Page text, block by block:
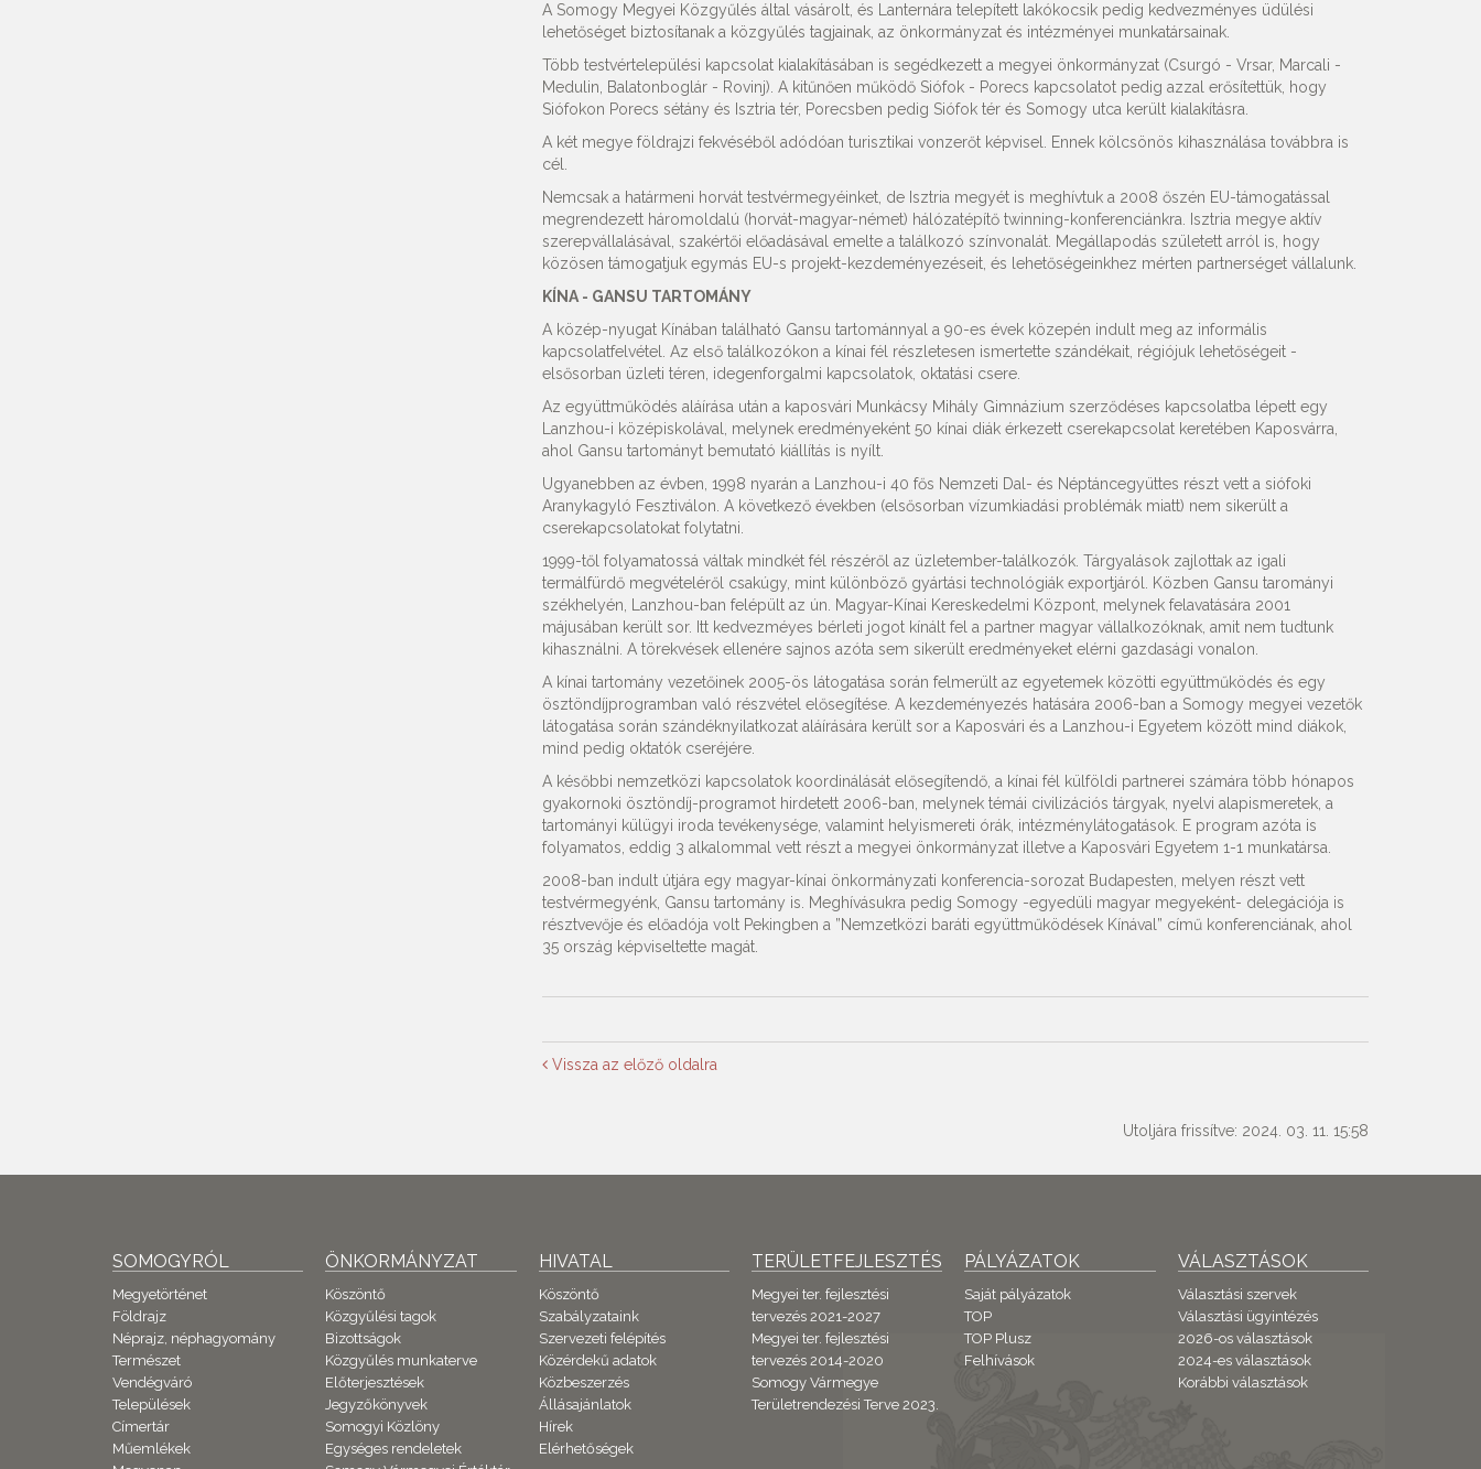
A Somogy Megyei Közgyűlés által vásárolt, és Lanternára telepített lakókocsik pedig kedvezményes üdülési
lehetőséget biztosítanak a közgyűlés tagjainak, az önkormányzat és intézményei munkatársainak.
Több testvértelepülési kapcsolat kialakításában is segédkezett a megyei önkormányzat (Csurgó - Vrsar, Marcali -
Medulin, Balatonboglár - Rovinj). A kitűnően működő Siófok - Porecs kapcsolatot pedig azzal erősítettük, hogy
Siófokon Porecs sétány és Isztria tér, Porecsben pedig Siófok tér és Somogy utca került kialakításra.
A két megye földrajzi fekvéséből adódóan turisztikai vonzerőt képvisel. Ennek kölcsönös kihasználása továbbra is
cél.
Nemcsak a határmeni horvát testvérmegyéinket, de Isztria megyét is meghívtuk a 2008 őszén EU-támogatással
megrendezett háromoldalú (horvát-magyar-német) hálózatépítő twinning-konferenciánkra. Isztria megye aktív
szerepvállalásával, szakértői előadásával emelte a találkozó színvonalát. Megállapodás született arról is, hogy
közösen támogatjuk egymás EU-s projekt-kezdeményezéseit, és lehetőségeinkhez mérten partnerséget vállalunk.
KÍNA - GANSU TARTOMÁNY
A közép-nyugat Kínában található Gansu tartománnyal a 90-es évek közepén indult meg az informális
kapcsolatfelvétel. Az első találkozókon a kínai fél részletesen ismertette szándékait, régiójuk lehetőségeit -
elsősorban üzleti téren, idegenforgalmi kapcsolatok, oktatási csere.
Az együttműködés aláírása után a kaposvári Munkácsy Mihály Gimnázium szerződéses kapcsolatba lépett egy
Lanzhou-i középiskolával, melynek eredményeként 50 kínai diák érkezett cserekapcsolat keretében Kaposvárra,
ahol Gansu tartományt bemutató kiállítás is nyílt.
Ugyanebben az évben, 1998 nyarán a Lanzhou-i 40 fős Nemzeti Dal- és Néptáncegyüttes részt vett a siófoki
Aranykagyló Fesztiválon. A következő években (elsősorban vízumkiadási problémák miatt) nem sikerült a
cserekapcsolatokat folytatni.
1999-től folyamatossá váltak mindkét fél részéről az üzletember-találkozók. Tárgyalások zajlottak az igali
termálfürdő megvételéről csakúgy, mint különböző gyártási technológiák exportjáról. Közben Gansu tarományi
székhelyén, Lanzhou-ban felépült az ún. Magyar-Kínai Kereskedelmi Központ, melynek felavatására 2001
májusában került sor. Itt kedvezméyes bérleti jogot kínált fel a partner magyar vállalkozóknak, amit nem tudtunk
kihasználni. A törekvések ellenére sajnos azóta sem sikerült eredményeket elérni gazdasági vonalon.
A kínai tartomány vezetőinek 2005-ös látogatása során felmerült az egyetemek közötti együttműködés és egy
ösztöndíjprogramban való részvétel elősegítése. A kezdeményezés hatására 2006-ban a Somogy megyei vezetők
látogatása során szándéknyilatkozat aláírására került sor a Kaposvári és a Lanzhou-i Egyetem között mind diákok,
mind pedig oktatók cseréjére.
A későbbi nemzetközi kapcsolatok koordinálását elősegítendő, a kínai fél külföldi partnerei számára több hónapos
gyakornoki ösztöndíj-programot hirdetett 2006-ban, melynek témái civilizációs tárgyak, nyelvi alapismeretek, a
tartományi külügyi iroda tevékenysége, valamint helyismereti órák, intézménylátogatások. E program azóta is
folyamatos, eddig 3 alkalommal vett részt a megyei önkormányzat illetve a Kaposvári Egyetem 1-1 munkatársa.
2008-ban indult útjára egy magyar-kínai önkormányzati konferencia-sorozat Budapesten, melyen részt vett
testvérmegyénk, Gansu tartomány is. Meghívásukra pedig Somogy -egyedüli magyar megyeként- delegációja is
résztvevője és előadója volt Pekingben a ”Nemzetközi baráti együttműködések Kínával” című konferenciának, ahol
35 ország képviseltette magát.
Vissza az előző oldalra
Utoljára frissítve: 2024. 03. 11. 15:58
SOMOGYRÓL
Megyetörténet
Földrajz
Néprajz, néphagyomány
Természet
Vendégváró
Települések
Címertár
Műemlékek
ÖNKORMÁNYZAT
Köszöntő
Közgyűlési tagok
Bizottságok
Közgyűlés munkaterve
Előterjesztések
Jegyzőkönyvek
Somogyi Közlöny
Egységes rendeletek
HIVATAL
Köszöntő
Szabályzataink
Szervezeti felépítés
Közérdekű adatok
Közbeszerzés
Állásajánlatok
Hírek
Elérhetőségek
TERÜLETFEJLESZTÉS
Megyei ter. fejlesztési
tervezés 2021-2027
Megyei ter. fejlesztési
tervezés 2014-2020
Somogy Vármegye
Területrendezési Terve 2023.
PÁLYÁZATOK
Saját pályázatok
TOP
TOP Plusz
Felhívások
VÁLASZTÁSOK
Választási szervek
Választási ügyintézés
2026-os választások
2024-es választások
Korábbi választások